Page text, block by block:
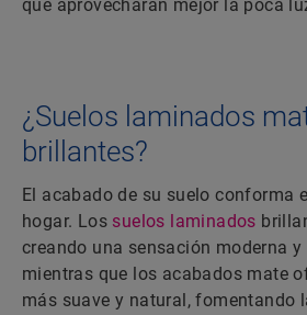
que aprovecharán mejor la poca
¿Suelos laminados
brillantes?
El acabado de su suelo conforma
hogar. Los suelos laminados
creando una sensación moderna y
mientras que los acabados mate
más suave y natural, fomentando